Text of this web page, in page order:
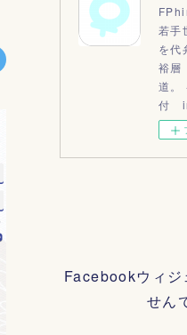
若手
を代
裕層
道。
付
Facebookウィジ
せん